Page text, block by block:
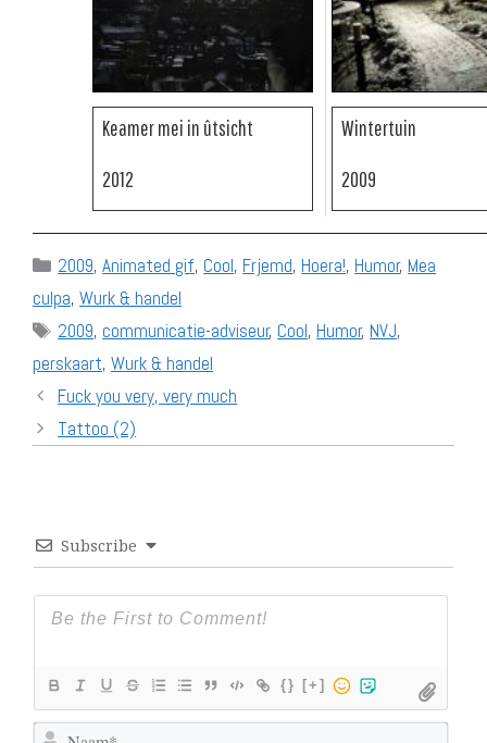
Keamer mei in ûtsicht
2012
Wintertuin
2009
Categories
2009,Animated gif, Cool, Frjemd, Hoera!, Humor, Mea
culpa, Wurk & handel
Tags
2009, communicatie-adviseur, Cool, Humor, NVJ,
perskaart, Wurk & handel
Fuck you very, very much
Tattoo (2)
Subscribe
{} [+]